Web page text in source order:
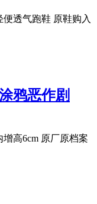
透气跑鞋 原鞋购入
鸦恶作剧
高6cm 原厂原档案